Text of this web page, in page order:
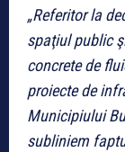
„Referitor la
spaţiul public
concrete de
proiecte de
Municipiului
subliniem